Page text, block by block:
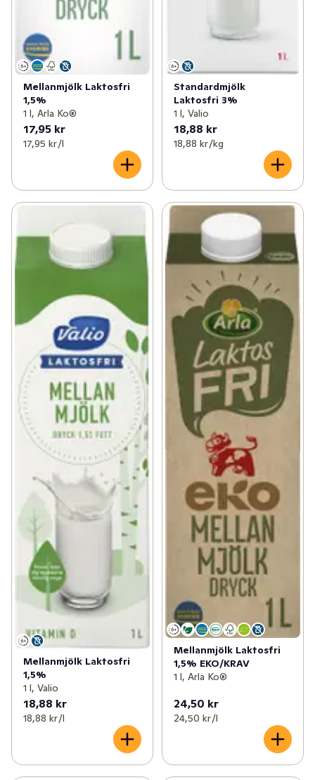
Mellanmjölk Laktosfri
1,5%
1 l, Arla Ko®
17,95 kr
17,95 kr /l
Standardmjölk
Laktosfri 3%
1 l, Valio
18,88 kr
18,88 kr /kg
Mellanmjölk Laktosfri
1,5%
1 l, Valio
18,88 kr
18,88 kr /l
Mellanmjölk Laktosfri
1,5% EKO/KRAV
1 l, Arla Ko®
24,50 kr
24,50 kr /l